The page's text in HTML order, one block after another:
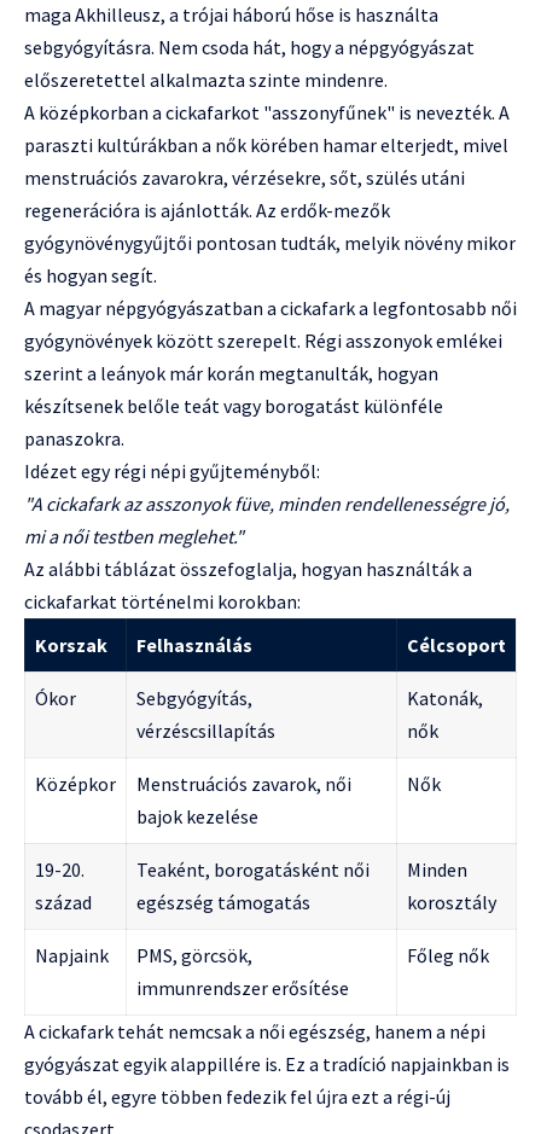
maga Akhilleusz, a trójai háború hőse is használta
sebgyógyításra. Nem csoda hát, hogy a népgyógyászat
előszeretettel alkalmazta szinte mindenre.
A középkorban a cickafarkot "asszonyfűnek" is nevezték. A
paraszti kultúrákban a nők körében hamar elterjedt, mivel
menstruációs zavarokra, vérzésekre, sőt, szülés utáni
regenerációra is ajánlották. Az erdők-mezők
gyógynövénygyűjtői pontosan tudták, melyik növény mikor
és hogyan segít.
A magyar népgyógyászatban a cickafark a legfontosabb női
gyógynövények között szerepelt. Régi asszonyok emlékei
szerint a leányok már korán megtanulták, hogyan
készítsenek belőle teát vagy borogatást különféle
panaszokra.
Idézet egy régi népi gyűjteményből:
"A cickafark az asszonyok füve, minden rendellenességre jó,
mi a női testben meglehet."
Az alábbi táblázat összefoglalja, hogyan használták a
cickafarkat történelmi korokban:
Korszak
Felhasználás Célcsoport
Ókor
Sebgyógyítás,
vérzéscsillapítás
Katonák,
nők
Középkor
Menstruációs zavarok, női
bajok kezelése
Nők
19-20.
század
Teaként, borogatásként női
egészség támogatás
Minden
korosztály
Napjaink
PMS, görcsök,
immunrendszer erősítése
Főleg nők
A cickafark tehát nemcsak a női egészség, hanem a népi
gyógyászat egyik alappillére is. Ez a tradíció napjainkban is
tovább él, egyre többen fedezik fel újra ezt a régi-új
csodaszert.